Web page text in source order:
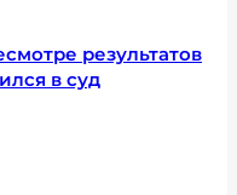
результатов
в суд